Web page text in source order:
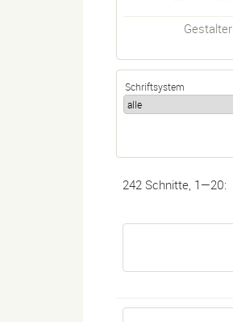
Gestalter
Schriftsystem
242 Schnitte, 1—20: